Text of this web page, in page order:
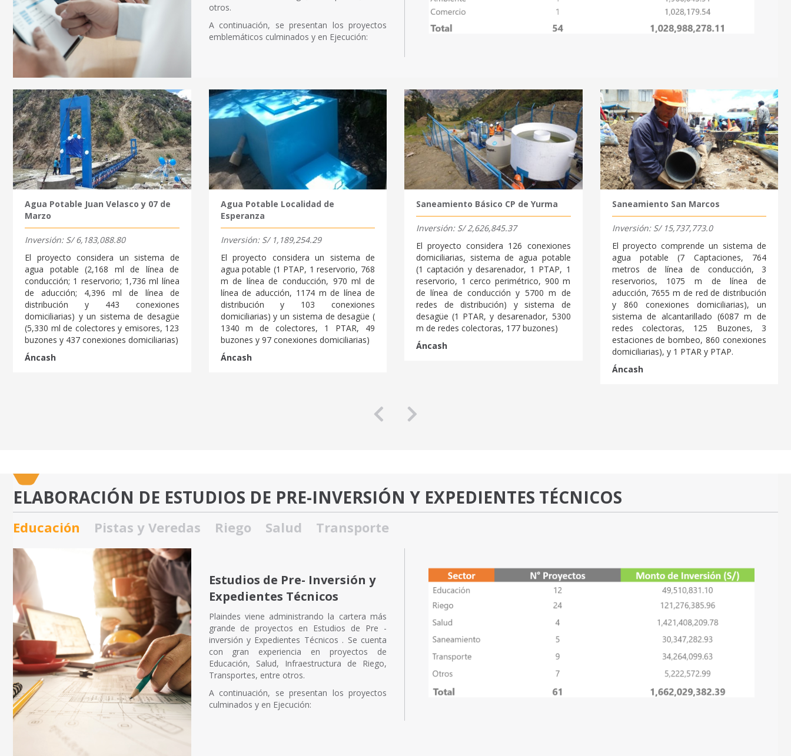
otros.
A continuación, se presentan los proyectos
emblemáticos culminados y en Ejecución:
Agua Potable Juan Velasco y 07 de
Marzo
Inversión: S/ 6,183,088.80
El proyecto considera un sistema de
agua potable (2,168 ml de línea de
conducción; 1 reservorio; 1,736 ml línea
de aducción; 4,396 ml de línea de
distribución y 443 conexiones
domiciliarias) y un sistema de desagüe
(5,330 ml de colectores y emisores, 123
buzones y 437 conexiones domiciliarias)
Áncash
Agua Potable Localidad de
Esperanza
Inversión: S/ 1,189,254.29
El proyecto considera un sistema de
agua potable (1 PTAP, 1 reservorio, 768
m de línea de conducción, 970 ml de
línea de aducción, 1174 m de línea de
distribución y 103 conexiones
domiciliarias) y un sistema de desagüe (
1340 m de colectores, 1 PTAR, 49
buzones y 97 conexiones domiciliarias)
Áncash
Saneamiento Básico CP de Yurma
Inversión: S/ 2,626,845.37
El proyecto considera 126 conexiones
domiciliarias, sistema de agua potable
(1 captación y desarenador, 1 PTAP, 1
reservorio, 1 cerco perimétrico, 900 m
de línea de conducción y 5700 m de
redes de distribución) y sistema de
desagüe (1 PTAR, y desarenador, 5300
m de redes colectoras, 177 buzones)
Áncash
Saneamiento San Marcos
Inversión: S/ 15,737,773.0
El proyecto comprende un sistema de
agua potable (7 Captaciones, 764
metros de línea de conducción, 3
reservorios, 1075 m de línea de
aducción, 7655 m de red de distribución
y 860 conexiones domiciliarias), un
sistema de alcantarillado (6087 m de
redes colectoras, 125 Buzones, 3
estaciones de bombeo, 860 conexiones
domiciliarias), y 1 PTAR y PTAP.
Áncash
ELABORACIÓN DE ESTUDIOS DE PRE-INVERSIÓN Y EXPEDIENTES TÉCNICOS
Educación Pistas y Veredas Riego Salud Transporte
Estudios de Pre- Inversión y
Expedientes Técnicos
Plaindes viene administrando la cartera más
grande de proyectos en Estudios de Pre -
inversión y Expedientes Técnicos . Se cuenta
con gran experiencia en proyectos de
Educación, Salud, Infraestructura de Riego,
Transportes, entre otros.
A continuación, se presentan los proyectos
culminados y en Ejecución: